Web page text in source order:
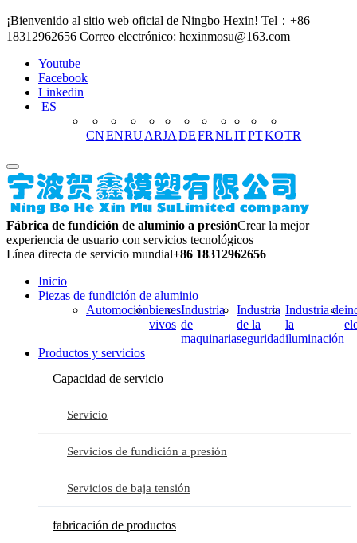
¡Bienvenido al sitio web oficial de Ningbo Hexin! Tel：+86
18312962656 Correo electrónico: hexinmosu@163.com
Youtube
Facebook
Linkedin
ES
CNENRUARJA DEFR NLITPTKOTR
Fábrica de fundición de aluminio a presiónCrear la mejor
experiencia de usuario con servicios tecnológicos
Línea directa de servicio mundial+86 18312962656
Inicio
Piezas de fundición de aluminio
Automociónbienes
vivos
Industria
de
maquinaria
Industria
de la
seguridad
Industria de
la
iluminación
Productos y servicios
Capacidad de servicio
Servicio
Servicios de fundición a presión
Servicios de baja tensión
fabricación de productos